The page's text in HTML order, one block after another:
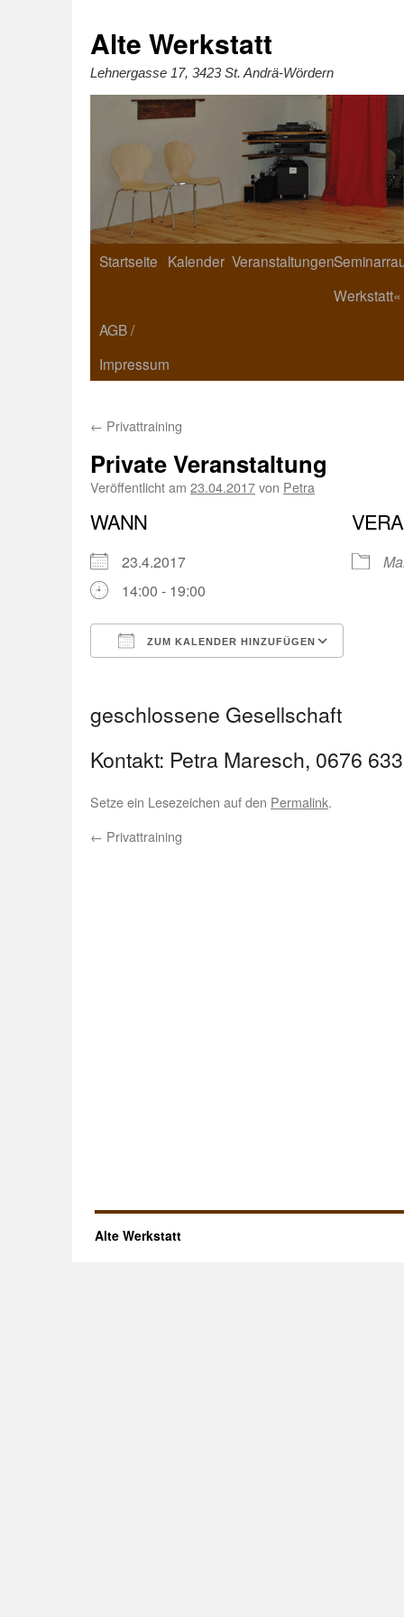
Alte Werkstatt
Lehnergasse 17, 3423 St. Andrä-Wördern
Startseite Kalender Veranstaltungen
Werkstatt«
AGB /
Impressum
← Privattraining
Private Veranstaltung
Veröffentlicht am 23.04.2017von Petra
WANN
23.4.2017
14:00 - 19:00
ZUM KALENDER HINZUFÜGEN
geschlossene Gesellschaft
Kontakt: Petra Maresch, 0676
Setze ein Lesezeichen auf den Permalink.
← Privattraining
Alte Werkstatt